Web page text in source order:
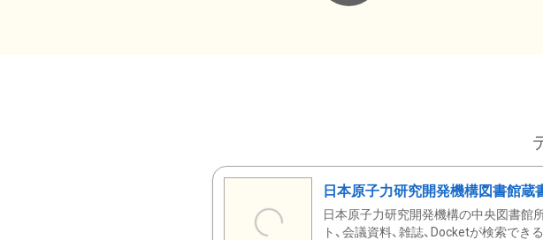
日本原子力研究開発機構図書館蔵
日本原子力研究開発機構の中央図書館
ト、会議資料、雑誌、Docketが検索できる